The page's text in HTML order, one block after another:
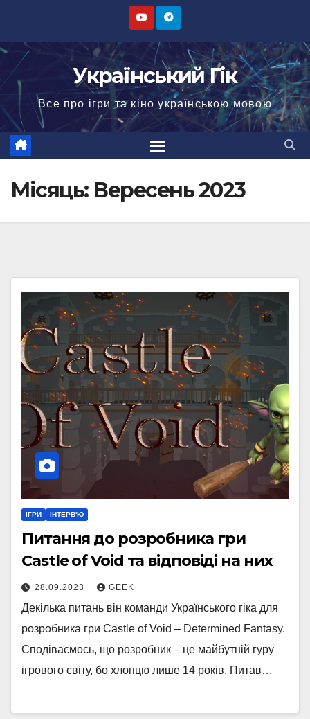
вмісту
Український Гік
Все про ігри та кіно українською мовою
Місяць: Вересень 2023
ІГРИ ІНТЕРВ'Ю
Питання до розробника гри
Castle of Void та відповіді на них
28.09.2023 GEEK
Декілька питань він команди Українського гіка для
розробника гри Castle of Void – Determined Fantasy.
Сподіваємось, що розробник – це майбутній гуру
ігрового світу, бо хлопцю лише 14 років. Питав…